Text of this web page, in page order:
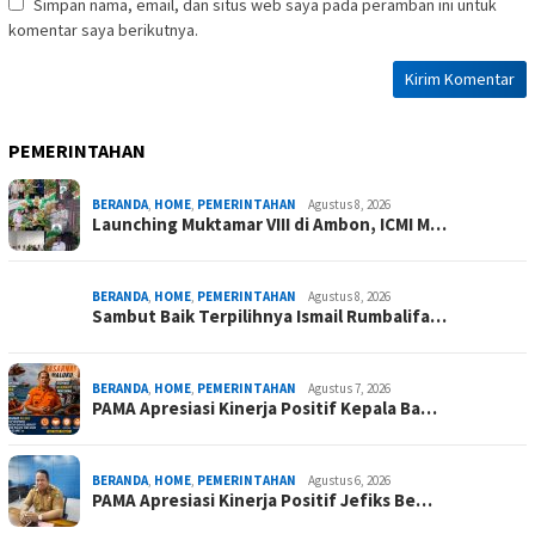
Simpan nama, email, dan situs web saya pada peramban ini untuk
komentar saya berikutnya.
PEMERINTAHAN
BERANDA, HOME, PEMERINTAHAN Agustus 8, 2026
Launching Muktamar VIII di Ambon, ICMI M…
BERANDA, HOME, PEMERINTAHAN Agustus 8, 2026
Sambut Baik Terpilihnya Ismail Rumbalifa…
BERANDA, HOME, PEMERINTAHAN Agustus 7, 2026
PAMA Apresiasi Kinerja Positif Kepala Ba…
BERANDA, HOME, PEMERINTAHAN Agustus 6, 2026
PAMA Apresiasi Kinerja Positif Jefiks Be…